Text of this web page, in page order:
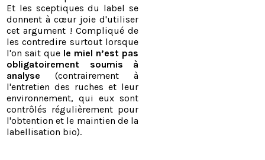
Et les sceptiques du label se
donnent à cœur joie d'utiliser
cet argument ! Compliqué de
les contredire surtout lorsque
l'on sait que le miel n’est pas
obligatoirement soumis à
analyse
(contrairement à
l'entretien des ruches et leur
environnement, qui eux sont
contrôlés régulièrement pour
l'obtention et le maintien de la
labellisation bio).